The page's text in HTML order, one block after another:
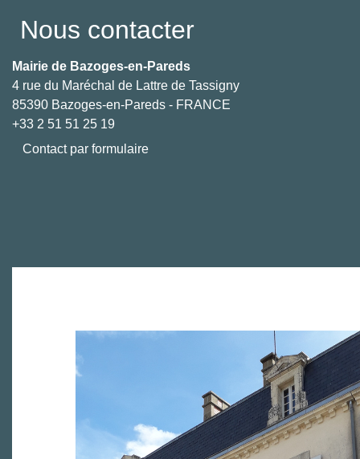
Nous contacter
Mairie de Bazoges-en-Pareds
4 rue du Maréchal de Lattre de Tassigny
85390 Bazoges-en-Pareds - FRANCE
+33 2 51 51 25 19
Contact par formulaire